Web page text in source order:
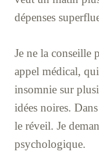
dépenses
Je ne la conseille
appel médical,
insomnie sur
idées noires.
le réveil. Je
psychologique.